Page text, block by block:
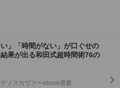
」「時間がない」が口ぐせの
果が出る和田式超時間術76の
ィスカヴァーebook選書